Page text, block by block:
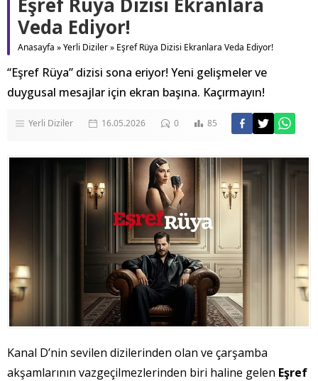
Veda Ediyor!
Anasayfa »Yerli Diziler» Eşref Rüya Dizisi Ekranlara Veda Ediyor!
“Eşref Rüya” dizisi sona eriyor! Yeni gelişmeler ve
duygusal mesajlar için ekran başına. Kaçırmayın!
Yerli Diziler 16.05.2026 0 85
Kanal D’nin sevilen dizilerinden olan ve çarşamba
akşamlarının vazgeçilmezlerinden biri haline gelen Eşref